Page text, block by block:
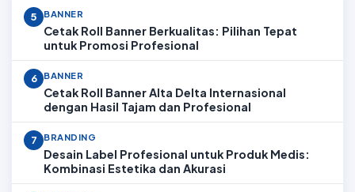
5 BANNER
Cetak Roll Banner Berkualitas: Pilihan Tepat
untuk Promosi Profesional
6 BANNER
Cetak Roll Banner Alta Delta Internasional
dengan Hasil Tajam dan Profesional
7 BRANDING
Desain Label Profesional untuk Produk Medis:
Kombinasi Estetika dan Akurasi